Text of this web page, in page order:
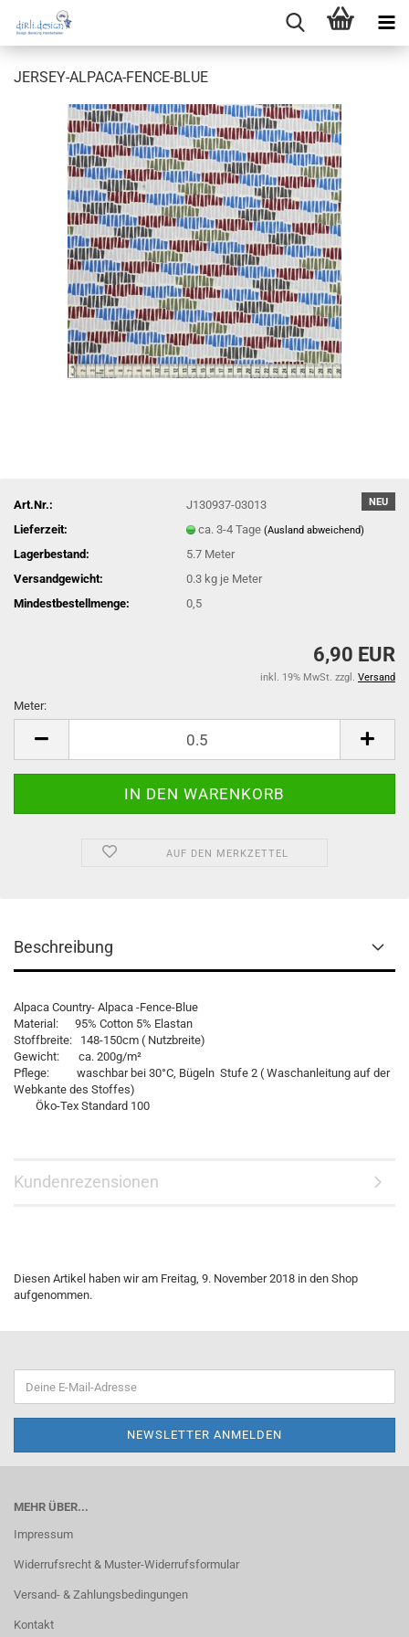
JERSEY-ALPACA-FENCE-BLUE
NEU
Art.Nr.:
J130937-03013
Lieferzeit:
ca. 3-4 Tage(Ausland abweichend)
Lagerbestand: 5.7 Meter
Versandgewicht:
0.3 kg je Meter
Mindestbestellmenge:
0,5
6,90 EUR
inkl. 19% MwSt. zzgl. Versand
Meter:
AUF DEN MERKZETTEL
Beschreibung
Alpaca Country- Alpaca -Fence-Blue
Material: 95% Cotton 5% Elastan
Stoffbreite: 148-150cm ( Nutzbreite)
Gewicht: ca. 200g/m²
Pflege: waschbar bei 30°C, Bügeln Stufe 2 ( Waschanleitung auf der
Webkante des Stoffes)
Öko-Tex Standard 100
Kundenrezensionen
Diesen Artikel haben wir am Freitag, 9. November 2018 in den Shop
aufgenommen.
MEHR ÜBER...
Impressum
Widerrufsrecht & Muster-Widerrufsformular
Versand- & Zahlungsbedingungen
Kontakt